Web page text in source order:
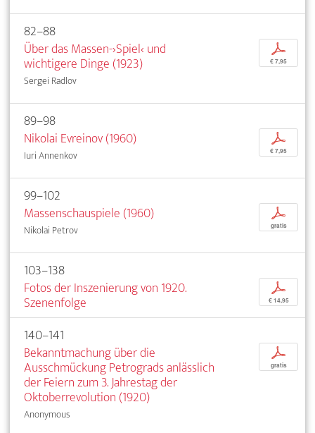
82–88
Über das Massen-›Spiel‹ und
wichtigere Dinge (1923)
Sergei Radlov
p
€ 7,95
89–98
Nikolai Evreinov (1960)
Iuri Annenkov
p
€ 7,95
99–102
Massenschauspiele (1960)
Nikolai Petrov
p
gratis
103–138
Fotos der Inszenierung von 1920.
Szenenfolge
p
€ 14,95
140–141
Bekanntmachung über die
Ausschmückung Petrograds anlässlich
der Feiern zum 3. Jahrestag der
Oktoberrevolution (1920)
Anonymous
p
gratis